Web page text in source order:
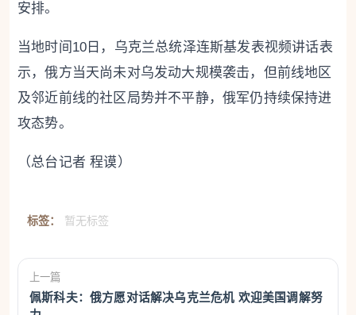
安排。
当地时间10日，乌克兰总统泽连斯基发表视频讲话表
示，俄方当天尚未对乌发动大规模袭击，但前线地区
及邻近前线的社区局势并不平静，俄军仍持续保持进
攻态势。
（总台记者 程谟）
标签： 暂无标签
上一篇
佩斯科夫：俄方愿对话解决乌克兰危机 欢迎美国调解努